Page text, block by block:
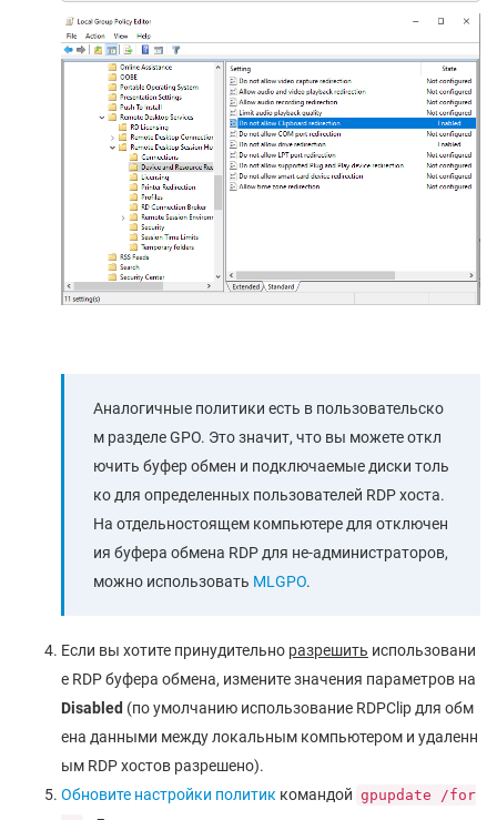
Аналогичные политики есть в пользовательско
м разделе GPO. Это значит, что вы можете откл
ючить буфер обмен и подключаемые диски толь
ко для определенных пользователей RDP хоста.
На отдельностоящем компьютере для отключен
ия буфера обмена RDP для не-администраторов,
можно использовать MLGPO.
Если вы хотите принудительно разрешить использовани
е RDP буфера обмена, измените значения параметров на
Disabled (по умолчанию использование RDPClip для обм
ена данными между локальным компьютером и удаленн
ым RDP хостов разрешено).
Обновите настройки политик командой gpupdate /for